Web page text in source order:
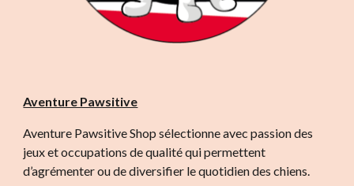
Aventure Pawsitive
Aventure Pawsitive Shop sélectionne avec passion des
jeux et occupations de qualité qui permettent
d’agrémenter ou de diversifier le quotidien des chiens.